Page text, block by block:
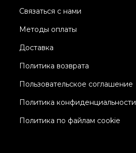
Связаться с нами
Методы оплаты
Доставка
Политика возврата
Пользовательское соглашение
Политика конфиденциальности
Политика по файлам cookie